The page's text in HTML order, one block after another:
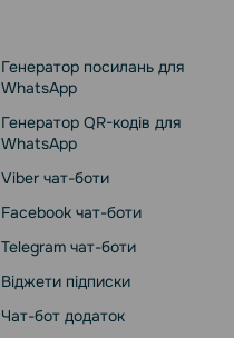
Генератор посилань для
WhatsApp
Генератор QR-кодів для
WhatsApp
Viber чат-боти
Facebook чат-боти
Telegram чат-боти
Віджети підписки
Чат-бот додаток